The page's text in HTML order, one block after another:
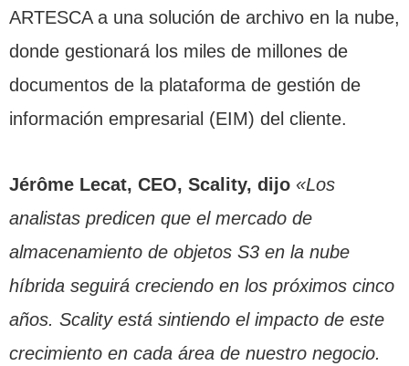
ARTESCA a una solución de archivo en la nube,
donde gestionará los miles de millones de
documentos de la plataforma de gestión de
información empresarial (EIM) del cliente.
Jérôme Lecat, CEO, Scality, dijo «Los
analistas predicen que el mercado de
almacenamiento de objetos S3 en la nube
híbrida seguirá creciendo en los próximos cinco
años. Scality está sintiendo el impacto de este
crecimiento en cada área de nuestro negocio.